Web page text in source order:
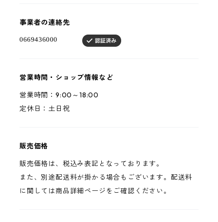
事業者の連絡先
営業時間・ショップ情報など
営業時間：9:00～18:00
定休日：土日祝
販売価格
販売価格は、税込み表記となっております。
また、別途配送料が掛かる場合もございます。配送料
に関しては商品詳細ページをご確認ください。